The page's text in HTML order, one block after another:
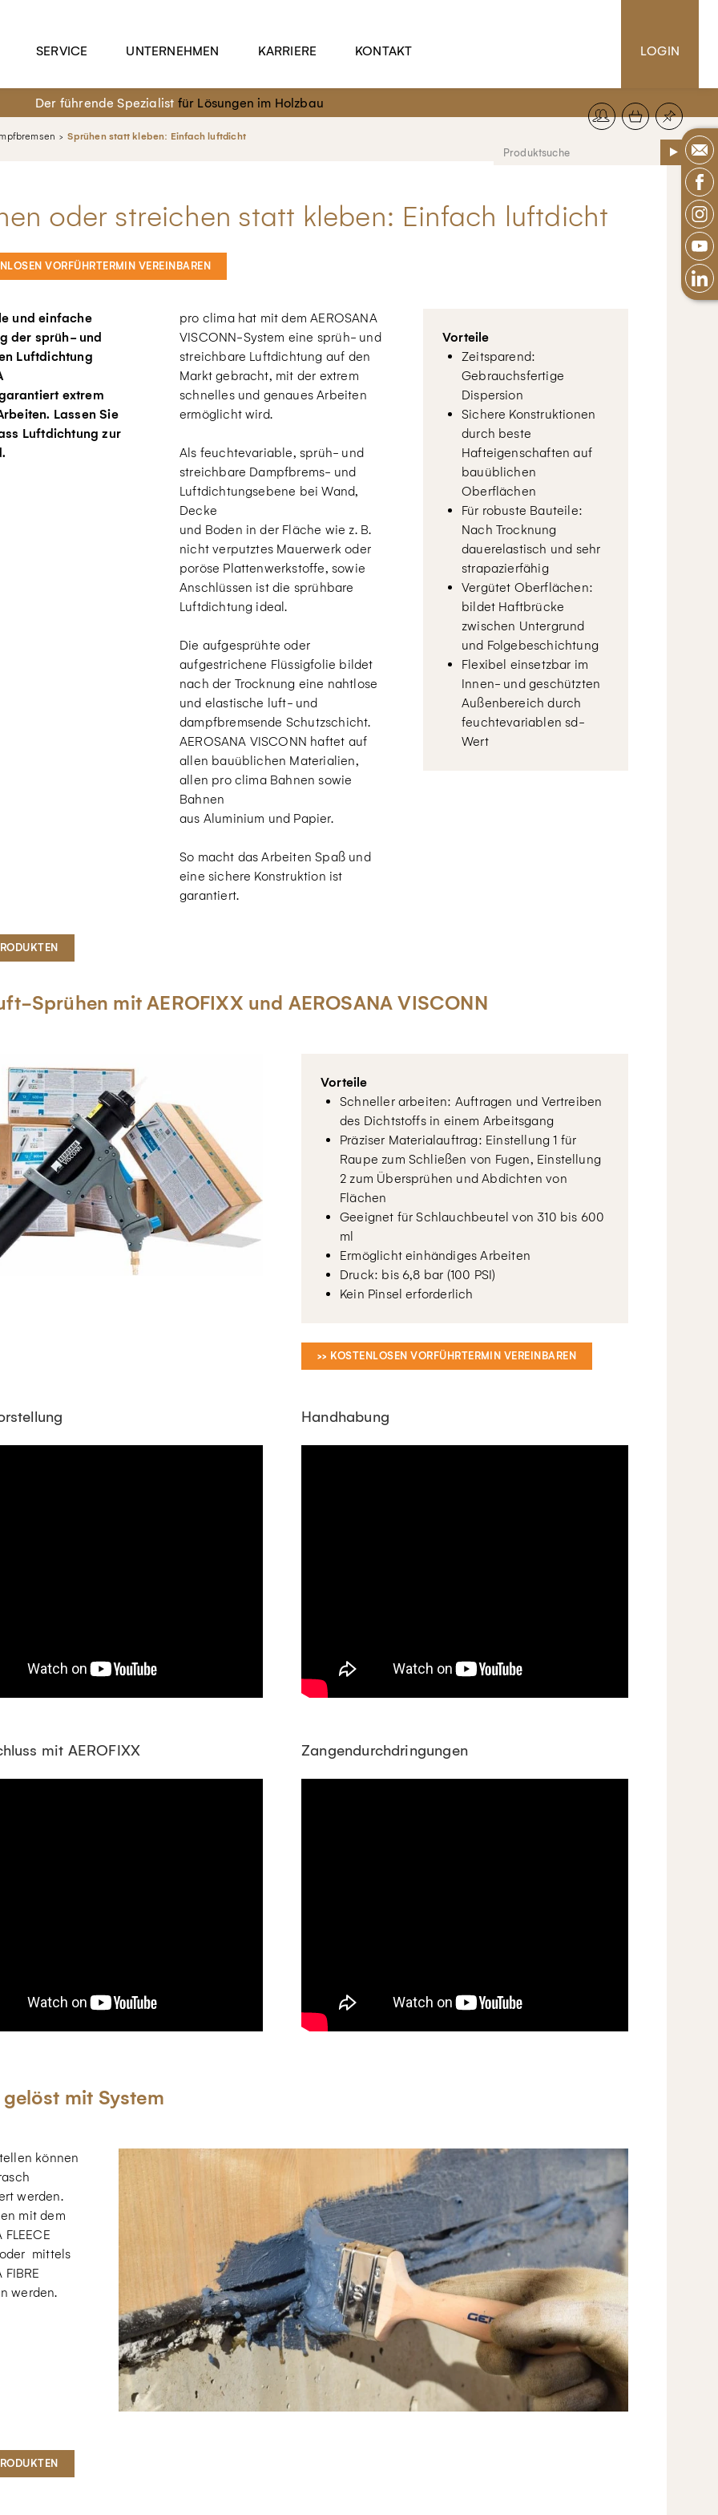
SERVICE UNTERNEHMEN KARRIERE KONTAKT LOGIN
Der führende Spezialist für Lösungen im Holzbau
Sprühen statt kleben: Einfach luftdicht
oder streichen statt kleben: Einfach luftdicht
VORFÜHRTERMIN VEREINBAREN
und einfache
der sprüh- und
Luftdichtung
extrem
Lassen Sie
Luftdichtung zur
pro clima hat mit dem AEROSANA
VISCONN-System eine sprüh- und
streichbare Luftdichtung auf den
Markt gebracht, mit der extrem
schnelles und genaues Arbeiten
ermöglicht wird.
Als feuchtevariable, sprüh- und
streichbare Dampfbrems- und
Luftdichtungsebene bei Wand,
Decke
und Boden in der Fläche wie z. B.
nicht verputztes Mauerwerk oder
poröse Plattenwerkstoffe, sowie
Anschlüssen ist die sprühbare
Luftdichtung ideal.
Die aufgesprühte oder
aufgestrichene Flüssigfolie bildet
nach der Trocknung eine nahtlose
und elastische luft- und
dampfbremsende Schutzschicht.
AEROSANA VISCONN haftet auf
allen bauüblichen Materialien,
allen pro clima Bahnen sowie
Bahnen
aus Aluminium und Papier.
So macht das Arbeiten Spaß und
eine sichere Konstruktion ist
garantiert.
Vorteile
Zeitsparend:
Gebrauchsfertige
Dispersion
Sichere Konstruktionen
durch beste
Hafteigenschaften auf
bauüblichen
Oberflächen
Für robuste Bauteile:
Nach Trocknung
dauerelastisch und sehr
strapazierfähig
Vergütet Oberflächen:
bildet Haftbrücke
zwischen Untergrund
und Folgebeschichtung
Flexibel einsetzbar im
Innen- und geschützten
Außenbereich durch
feuchtevariablen sd-
Wert
Sprühen mit AEROFIXX und AEROSANA VISCONN
Vorteile
Schneller arbeiten: Auftragen und Vertreiben
des Dichtstoffs in einem Arbeitsgang
Präziser Materialauftrag: Einstellung 1 für
Raupe zum Schließen von Fugen, Einstellung
2 zum Übersprühen und Abdichten von
Flächen
Geeignet für Schlauchbeutel von 310 bis 600
ml
Ermöglicht einhändiges Arbeiten
Druck: bis 6,8 bar (100 PSI)
Kein Pinsel erforderlich
>> KOSTENLOSEN VORFÜHRTERMIN VEREINBAREN
Handhabung
mit AEROFIXX Zangendurchdringungen
mit System
können
werden.
mit dem
FLEECE
mittels
FIBRE
werden.